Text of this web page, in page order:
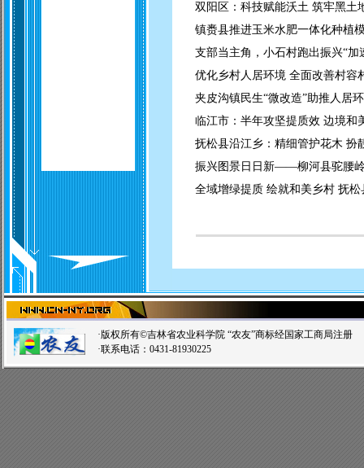
双阳区：科技赋能沃土 筑牢黑土
镇赉县推进玉米水肥一体化种
支部当主角，小石村跑出振兴“加
优化乡村人居环境 全面改善村容
夹皮沟镇民生“微改造”助推人居
临江市：半年攻坚提质效 边境和
抚松县沿江乡：精细管护花木 扮
振兴图景日日新——柳河县驼腰
全域增绿提质 绘就和美乡村 抚
·版权所有©吉林省农业科学院 “农友”商标经国家工商局注
·联系电话：0431-81930225